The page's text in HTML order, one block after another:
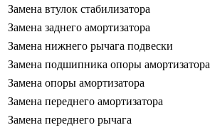
Замена втулок стабилизатора
Замена заднего амортизатора
Замена нижнего рычага подвески
Замена подшипника опоры амортизатора
Замена опоры амортизатора
Замена переднего амортизатора
Замена переднего рычага